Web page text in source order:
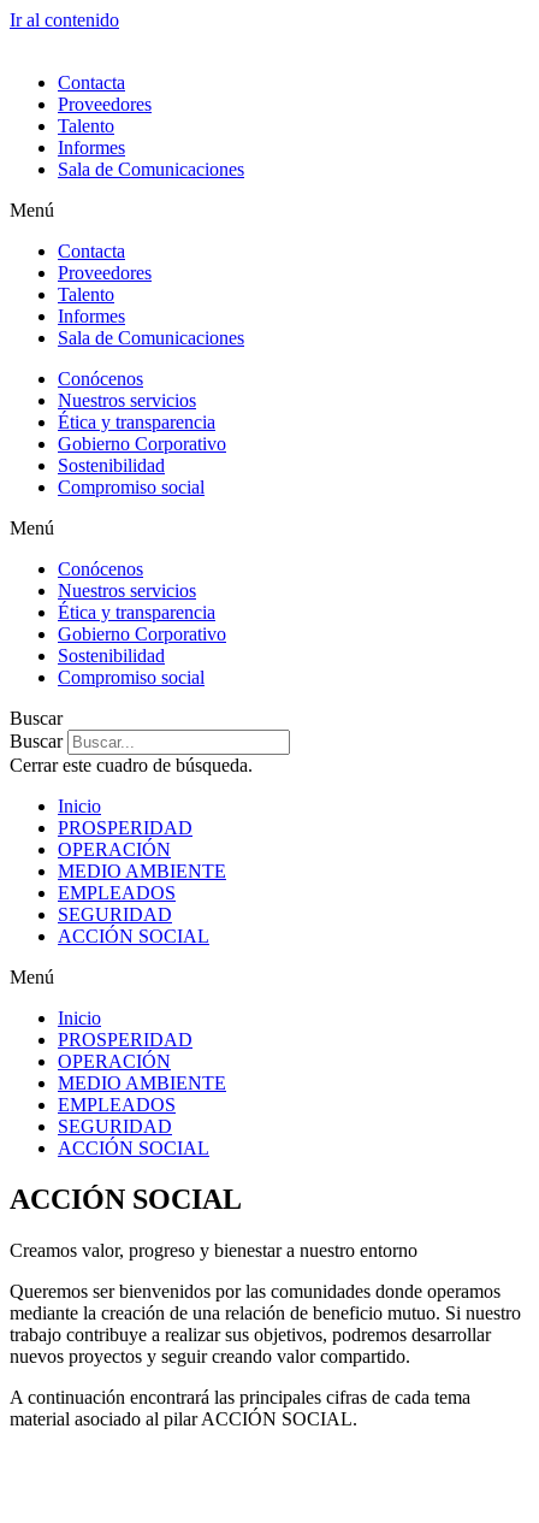
Ir al contenido
Contacta
Proveedores
Talento
Informes
Sala de Comunicaciones
Menú
Contacta
Proveedores
Talento
Informes
Sala de Comunicaciones
Conócenos
Nuestros servicios
Ética y transparencia
Gobierno Corporativo
Sostenibilidad
Compromiso social
Menú
Conócenos
Nuestros servicios
Ética y transparencia
Gobierno Corporativo
Sostenibilidad
Compromiso social
Buscar
Buscar
Cerrar este cuadro de búsqueda.
Inicio
PROSPERIDAD
OPERACIÓN
MEDIO AMBIENTE
EMPLEADOS
SEGURIDAD
ACCIÓN SOCIAL
Menú
Inicio
PROSPERIDAD
OPERACIÓN
MEDIO AMBIENTE
EMPLEADOS
SEGURIDAD
ACCIÓN SOCIAL
ACCIÓN SOCIAL
Creamos valor, progreso y bienestar a nuestro entorno
Queremos ser bienvenidos por las comunidades donde operamos
mediante la creación de una relación de beneficio mutuo. Si nuestro
trabajo contribuye a realizar sus objetivos, podremos desarrollar
nuevos proyectos y seguir creando valor compartido.
A continuación encontrará las principales cifras de cada tema
material asociado al pilar ACCIÓN SOCIAL.